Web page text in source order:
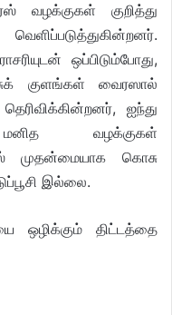
வழக்குகள் குறித்து
ஒப்பிடும்போது,
குளங்கள் வைரஸால்
ஐந்து
வழக்குகள்
முதன்மையாக கொசு
இல்லை.
ஒழிக்கும் திட்டத்தை